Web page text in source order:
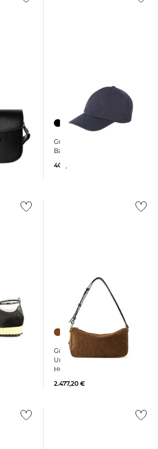
Gucci | Herren Cap aus
Baumwolle
405,00 €
Gucci | Damen
Umhängetasche HALF
HORSEBIT MEDIUM
2.477,20 €